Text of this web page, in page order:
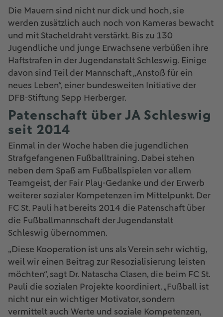
Die Mauern sind nicht nur dick und hoch, sie
werden zusätzlich auch noch von Kameras bewacht
und mit Stacheldraht verstärkt. Bis zu 130
Jugendliche und junge Erwachsene verbüßen ihre
Haftstrafen in der Jugendanstalt Schleswig. Einige
davon sind Teil der Mannschaft „Anstoß für ein
neues Leben“, einer bundesweiten Initiative der
DFB-Stiftung Sepp Herberger.
Patenschaft über JA Schleswig
seit 2014
Einmal in der Woche haben die jugendlichen
Strafgefangenen Fußballtraining. Dabei stehen
neben dem Spaß am Fußballspielen vor allem
Teamgeist, der Fair Play-Gedanke und der Erwerb
weiterer sozialer Kompetenzen im Mittelpunkt. Der
FC St. Pauli hat bereits 2014 die Patenschaft über
die Fußballmannschaft der Jugendanstalt
Schleswig übernommen.
„Diese Kooperation ist uns als Verein sehr wichtig,
weil wir einen Beitrag zur Resozialisierung leisten
möchten“, sagt Dr. Natascha Clasen, die beim FC St.
Pauli die sozialen Projekte koordiniert. „Fußball ist
nicht nur ein wichtiger Motivator, sondern
vermittelt auch Werte und soziale Kompetenzen,